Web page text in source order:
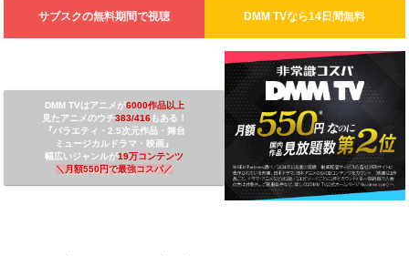
サブスクの無料期間で視聴 DMM TVなら14日間無料
DMM TVはアニメが6000作品以上
見たアニメのウチ383/416もある！
『バラエティ・2.5次元作品・舞台
ミュージカルドラマ・映画』
幅広いジャンルが19万コンテンツ
＼ 月額550円で最強コスパ／